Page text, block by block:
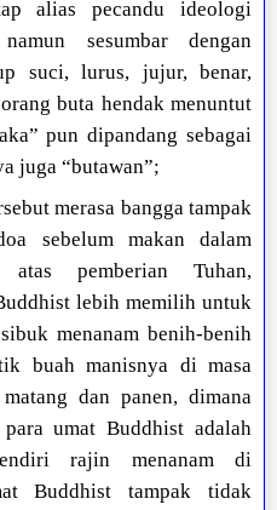
alias pecandu ideologi
sesumbar dengan
suci, lurus, jujur, benar,
buta hendak menuntut
pun dipandang sebagai
juga “butawan”;
merasa bangga tampak
sebelum makan dalam
atas pemberian Tuhan,
lebih memilih untuk
menanam benih-benih
buah manisnya di masa
dan panen, dimana
umat Buddhist adalah
rajin menanam di
Buddhist tampak tidak